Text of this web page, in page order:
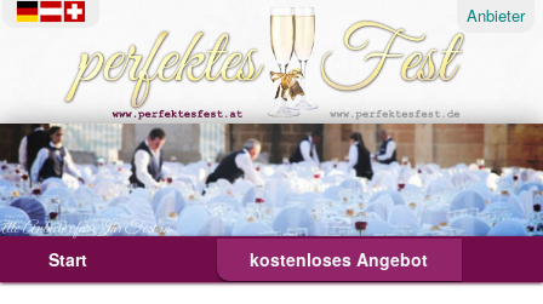
Anbieter
Start Tipps & Ideen Deutschland
kostenloses Angebot
Anbieter für Ihr Fest in